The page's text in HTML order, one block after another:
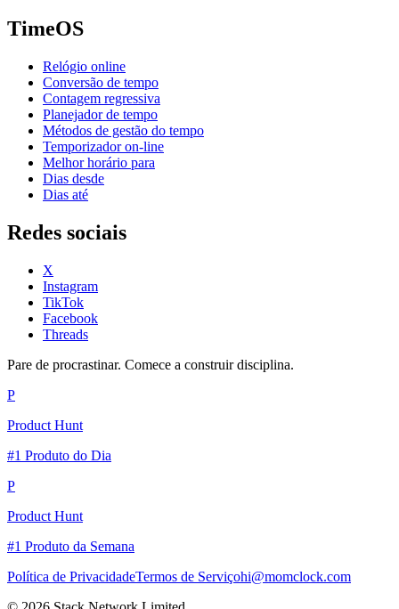
TimeOS
Relógio online
Conversão de tempo
Contagem regressiva
Planejador de tempo
Métodos de gestão do tempo
Temporizador on-line
Melhor horário para
Dias desde
Dias até
Redes sociais
X
Instagram
TikTok
Facebook
Threads
Pare de procrastinar. Comece a construir disciplina.
P
Product Hunt
#1 Produto do Dia
P
Product Hunt
#1 Produto da Semana
Política de PrivacidadeTermos de Serviçohi@momclock.com